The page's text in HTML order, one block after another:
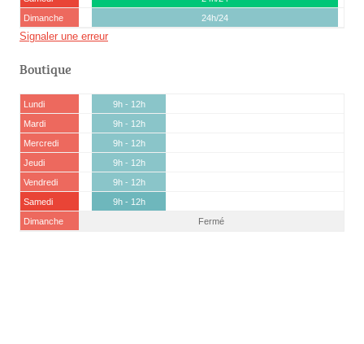
Dimanche
24h/24
Signaler une erreur
Boutique
Lundi
9h - 12h
Mardi
9h - 12h
Mercredi
9h - 12h
Jeudi
9h - 12h
Vendredi
9h - 12h
Samedi
9h - 12h
Dimanche
Fermé